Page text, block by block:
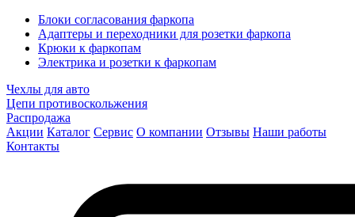
Блоки согласования фаркопа
Адаптеры и переходники для розетки фаркопа
Крюки к фаркопам
Электрика и розетки к фаркопам
Чехлы для авто
Цепи противоскольжения
Распродажа
Акции Каталог Сервис О компании Отзывы Наши работы
Контакты